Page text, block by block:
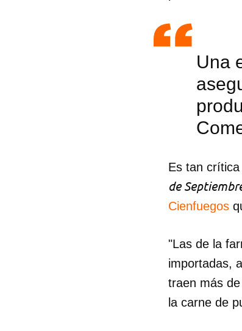
Una
Es tan
de
Cienfuegos
"Las de la
importadas,
traen más
la carne de